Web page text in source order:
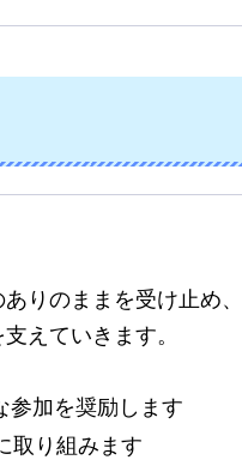
りのままを受け止め、
えていきます。
参加を奨励します
取り組みます